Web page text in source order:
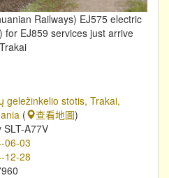
Railways) EJ575 electric
for EJ859 services just arrive
Trakai
geležinkelio stotis, Trakai,
( 查看地圖)
SLT-A77V
06-03
12-28